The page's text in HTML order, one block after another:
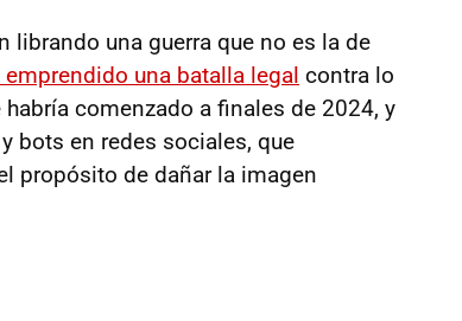
librando una guerra que no es la de
una batalla legal contra lo
comenzado a finales de 2024, y
bots en redes sociales, que
propósito de dañar la imagen